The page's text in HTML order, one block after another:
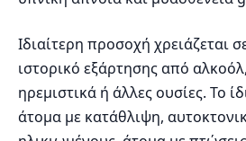
Ιδιαίτερη προσοχή χρειάζεται
ιστορικό εξάρτησης από
ηρεμιστικά ή άλλες ουσίες. Το
άτομα με κατάθλιψη,